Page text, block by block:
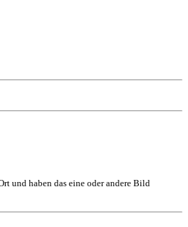
und haben das eine oder andere Bild